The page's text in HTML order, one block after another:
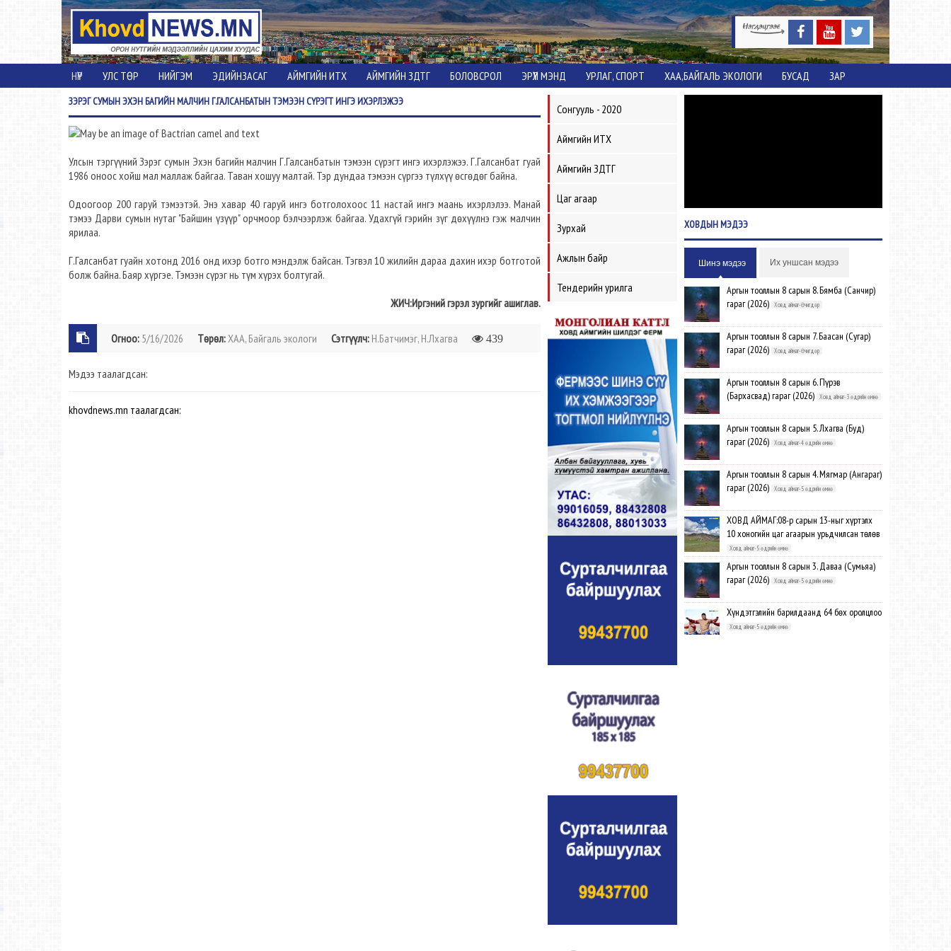
НҮҮР УЛС ТӨР НИЙГЭМ ЭДИЙНЗАСАГ АЙМГИЙН ИТХ АЙМГИЙН ЗДТГ БОЛОВСРОЛ ЭРҮҮЛ МЭНД УРЛАГ, СПОРТ ХАА,БАЙГАЛЬ ЭКОЛОГИ БУСАД ЗАР
ЗЭРЭГСУМЫН ЭХЭН БАГИЙН МАЛЧИН Г.ГАЛСАНБАТЫН ТЭМЭЭН СҮРЭГТ ИНГЭ ИХЭРЛЭЖЭЭ
Улсын тэргүүний Зэрэг сумын Эхэн багийн малчин Г.Галсанбатын тэмээн сүрэгт ингэ ихэрлэжээ. Г.Галсанбат гуай
1986 оноос хойш мал маллаж байгаа. Таван хошуу малтай. Тэр дундаа тэмээн сүргээ түлхүү өсгөдөг байна.
Одоогоор 200 гаруй тэмээтэй. Энэ хавар 40 гаруй ингэ ботголохоос 11 настай ингэ маань ихэрлэлээ. Манай
тэмээ Дарви сумын нутаг "Байшин үзүүр" орчмоор бэлчээрлэж байгаа. Удахгүй гэрийн зүг дөхүүлнэ гэж малчин
ярилаа.
Г.Галсанбат гуайн хотонд 2016 онд ихэр ботго мэндэлж байсан. Тэгвэл 10 жилийн дараа дахин ихэр ботготой
болж байна. Баяр хүргэе. Тэмээн сүрэг нь түм хүрэх болтугай.
ЖИЧ:Иргэний гэрэл зургийг ашиглав.
Огноо: 5/16/2026 Төрөл:ХАА, Байгаль экологи Сэтгүүлч: Н.Батчимэг, Н.Лхагва 439
Мэдээ таалагдсан:
khovdnews.mn таалагдсан:
Сонгууль - 2020
Аймгийн ИТХ
Аймгийн ЗДТГ
Цаг агаар
Зурхай
Ажлын байр
Тендерийн урилга
ХОВДЫНМЭДЭЭ
Шинэ мэдээ Их уншсан мэдээ
Аргын тооллын 8 сарын 8. Бямба (Санчир)
гараг (2026)
Ховд аймаг-Өчигдөр
Аргын тооллын 8 сарын 7. Баасан (Сугар)
гараг (2026)
Ховд аймаг-Өчигдөр
Аргын тооллын 8 сарын 6. Пүрэв
(Бархасвад) гараг (2026)
Ховд аймаг-3 өдрийн өмнө
Аргын тооллын 8 сарын 5. Лхагва (Буд)
гараг (2026)
Ховд аймаг-4 өдрийн өмнө
Аргын тооллын 8 сарын 4. Мягмар (Ангараг)
гараг (2026)
Ховд аймаг-5 өдрийн өмнө
ХОВД АЙМАГ:08-р сарын 13-ныг хүртэлх
10 хоногийн цаг агаарын урьдчилсан төлөв
Ховд аймаг-5 өдрийн өмнө
Аргын тооллын 8 сарын 3. Даваа (Сумьяа)
гараг (2026)
Ховд аймаг-5 өдрийн өмнө
Хүндэтгэлийн барилдаанд 64 бөх оролцлоо
Ховд аймаг-5 өдрийн өмнө